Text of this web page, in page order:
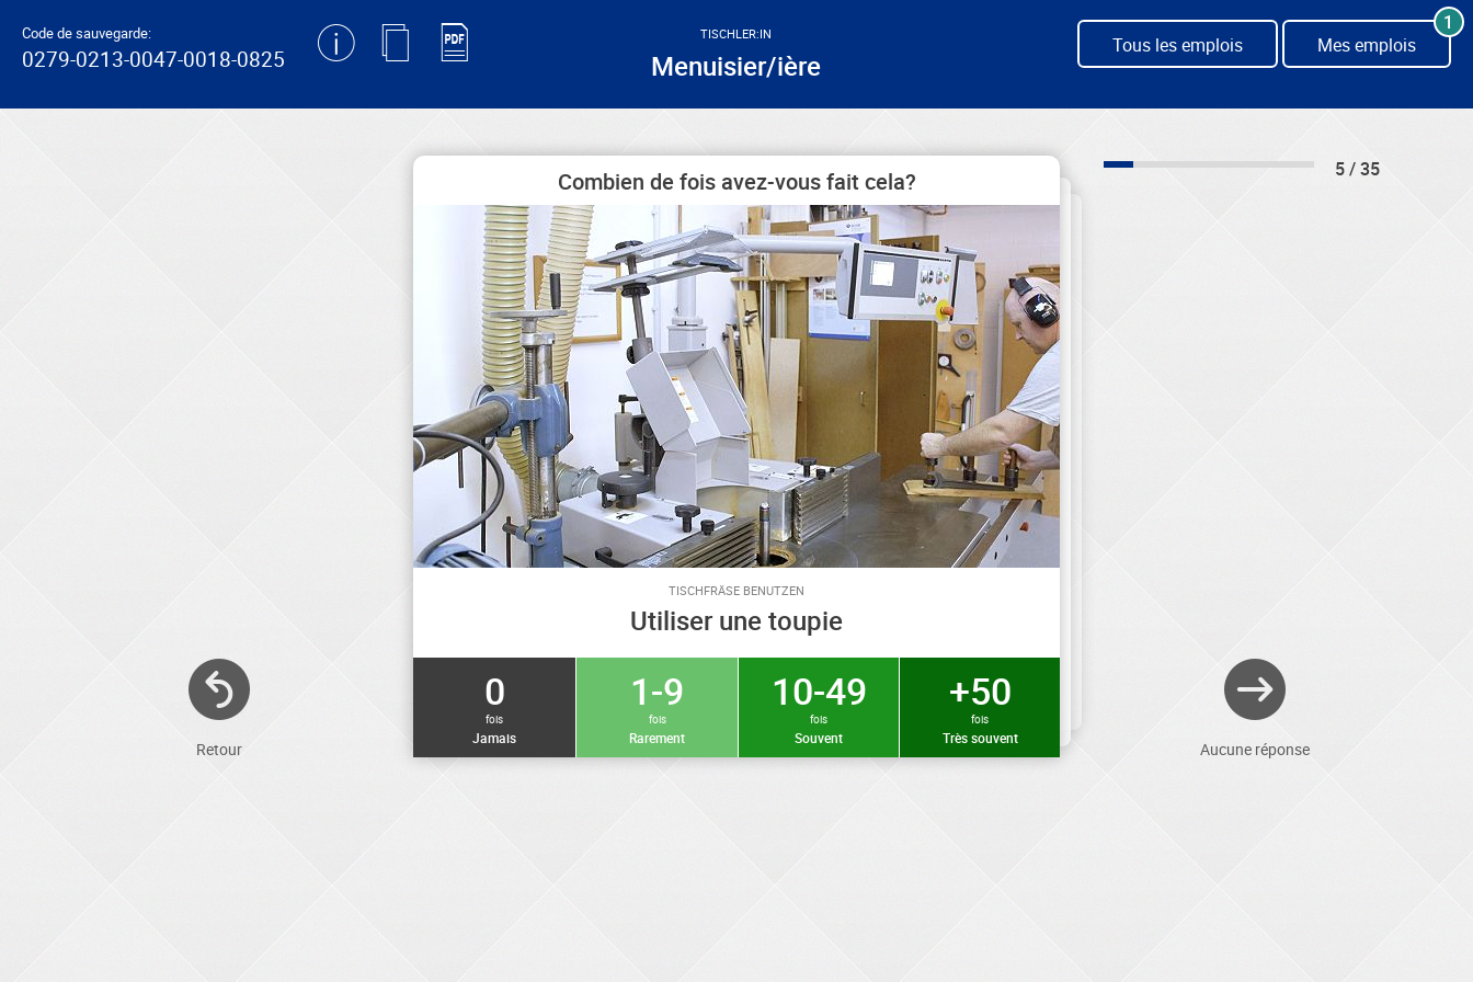
Code de sauvegarde:
0279-0213-0047-0018-0825
TISCHLER:IN
Menuisier/ière
Tous les emplois Mes emplois
1
Retour
Combien de fois avez-vous fait cela?
TISCHFRÄSE BENUTZEN
Utiliser une toupie
0
fois
Jamais
1-9
fois
Rarement
10-49
fois
Souvent
+50
fois
Très souvent
5 / 35
Aucune réponse